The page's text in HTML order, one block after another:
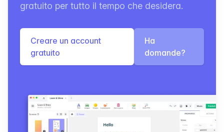
gratuito per tutto il tempo che desidera.
Creare un account
gratuito
Ha
domande?